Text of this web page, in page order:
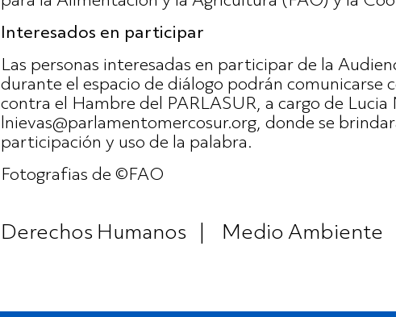
Interesados en participar
Las personas interesadas en participar de la
durante el espacio de diálogo podrán comunicarse
contra el Hambre del PARLASUR, a cargo de
lnievas@parlamentomercosur.org, donde se
participación y uso de la palabra.
Fotografias de ©FAO
Derechos Humanos Medio Ambiente